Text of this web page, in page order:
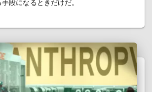
段になるときだけだ。